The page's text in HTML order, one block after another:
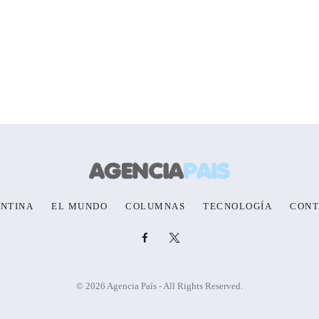
EL MUNDO COLUMNAS TECNOLOGÍA
© 2026 Agencia País - All Rights Reserved.